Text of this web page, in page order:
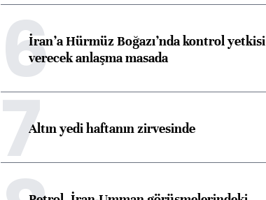
6İran’a Hürmüz Boğazı’nda kontrol yetkisi
verecek anlaşma masada
7Altın yedi haftanın zirvesinde